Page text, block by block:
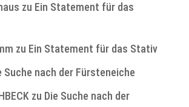
zu Ein Statement für das
zu Ein Statement für das Stativ
Suche nach der Fürsteneiche
zu Die Suche nach der